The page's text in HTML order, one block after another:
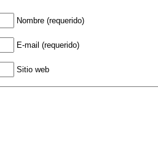
Nombre (requerido)
E-mail (requerido)
Sitio web